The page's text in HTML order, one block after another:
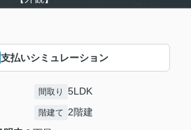
支払いシミュレーション
間取り 5LDK
階建て 2階建